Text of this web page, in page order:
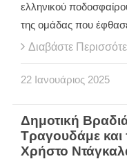
ελληνικού
της ομάδας που έφθασε
Διαβάστε
22 Ιανουάριος 2025
Δημοτική
Τραγουδάμε και
Χρήστο